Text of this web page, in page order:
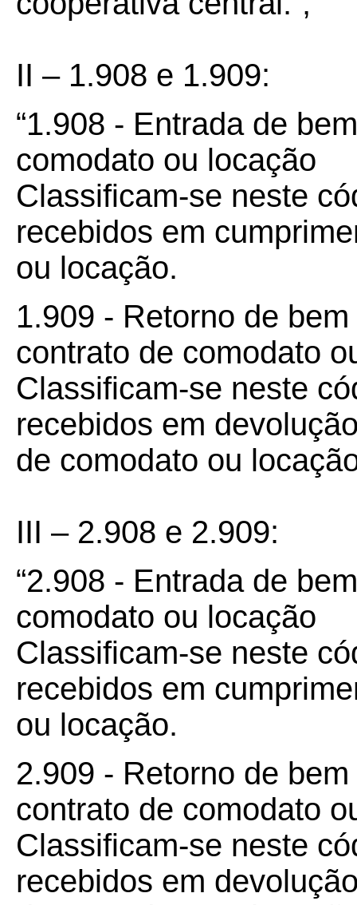
II – 1.908 e 1.909:
“1.908 - Entrada de
comodato ou locação
Classificam-se neste
recebidos em
ou locação.
1.909 - Retorno de
contrato de comodato
Classificam-se neste
recebidos em
de comodato ou
III – 2.908 e 2.909:
“2.908 - Entrada de
comodato ou locação
Classificam-se neste
recebidos em
ou locação.
2.909 - Retorno de
contrato de comodato
Classificam-se neste
recebidos em